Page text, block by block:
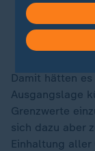
EU-
Damit hätten
Ausgangslage
Grenzwerte
sich dazu aber
Einhaltung